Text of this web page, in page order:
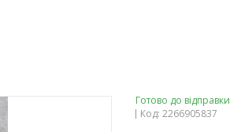
Готово до відправки
Код: 2266905837